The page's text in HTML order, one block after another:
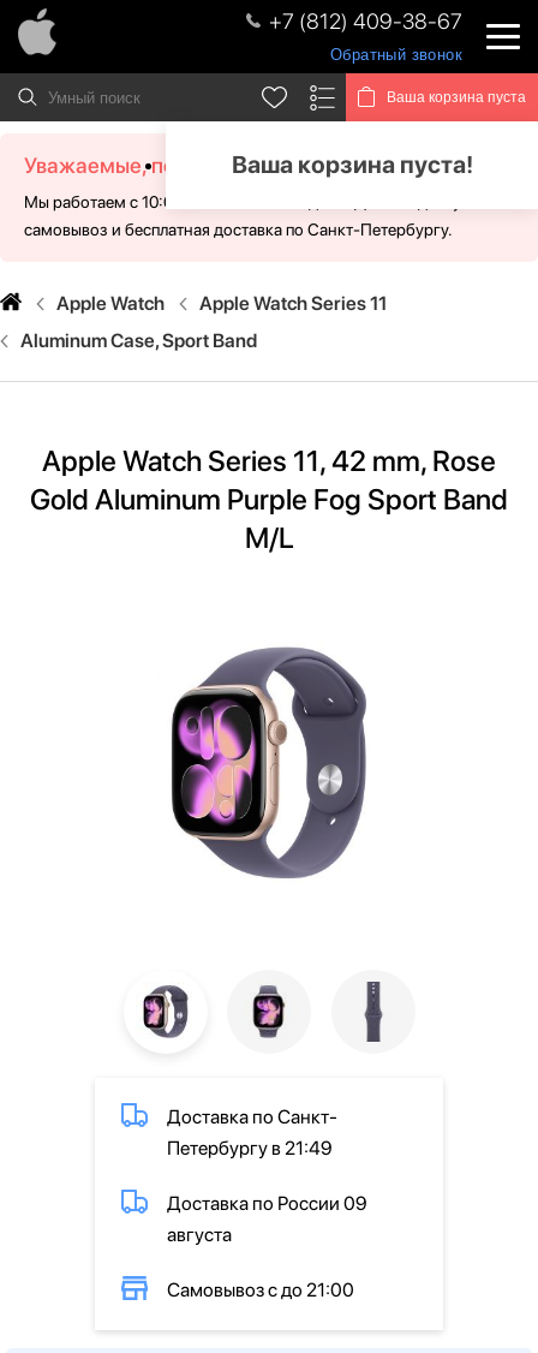
+7 (812) 409-38-67
Обратный звонок
Ваша корзина пуста
Ваша корзина пуста!
Уважаемые, посетители!
Мы работаем с 10:00 - 21:00 без выходных. Для Вас доступен
самовывоз и бесплатная доставка по Санкт-Петербургу.
Apple Watch
Apple Watch Series 11
Aluminum Case, Sport Band
Apple Watch Series 11, 42 mm, Rose
Gold Aluminum Purple Fog Sport Band
M/L
Доставка по Санкт-
Петербургу в 21:49
Доставка по России 09
августа
Самовывоз с до 21:00